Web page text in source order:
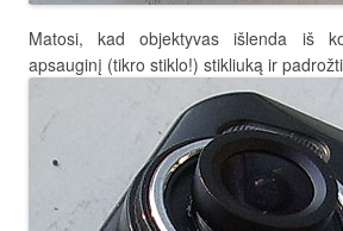
Matosi, kad objektyvas išlenda iš
apsauginį (tikro stiklo!) stikliuką ir